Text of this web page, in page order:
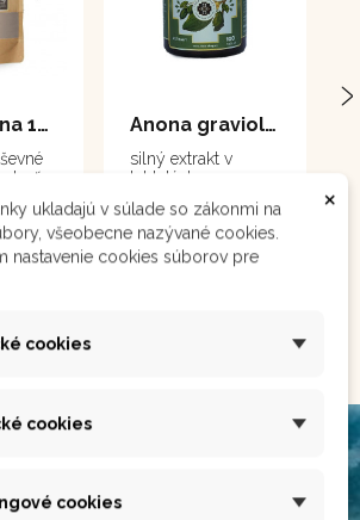
Maca čierna 111 g
€
Anona graviola - tablety 100 tabliet
silný extrakt v
tabletách
19,90 €
×
ukladajú v súlade so zákonmi na
všeobecne nazývané cookies.
nastavenie cookies súborov pre
cookies
cookies
cookies